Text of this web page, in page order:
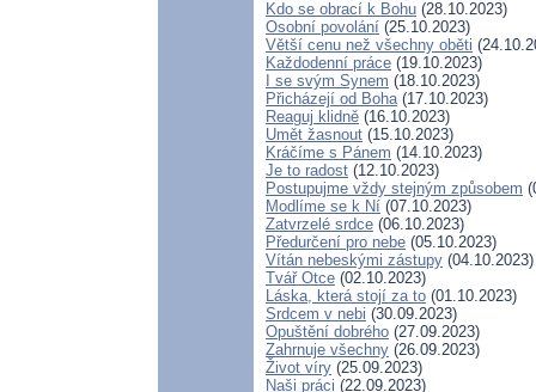
Kdo se obrací k Bohu (28.10.2023)
Osobní povolání (25.10.2023)
Větší cenu než všechny oběti
Každodenní práce (19.10.2023)
I se svým Synem (18.10.2023)
Přicházejí od Boha(17.10.2023)
Reaguj klidně (16.10.2023)
Umět žasnout (15.10.2023)
Kráčíme s Pánem (14.10.2023)
Je to radost (12.10.2023)
Postupujme vždy stejným způsobem
Modlíme se k Ní (07.10.2023)
Zatvrzelé srdce (06.10.2023)
Předurčení pro nebe (05.10.2023)
Vítán nebeskými zástupy (04.10.2023)
Tvář Otce (02.10.2023)
Láska, která stojí za to (01.10.2023)
Srdcem v nebi (30.09.2023)
Opuštění dobrého (27.09.2023)
Zahrnuje všechny (26.09.2023)
Život víry (25.09.2023)
Naši práci (22.09.2023)